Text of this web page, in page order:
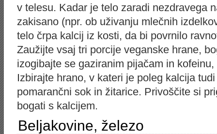
v telesu. Kadar je telo zaradi nezdravega
zakisano (npr. ob uživanju mlečnih
telo črpa kalcij iz kosti, da bi povrnilo
Zaužijte vsaj tri porcije veganske hrane,
izogibajte se gaziranim pijačam in
Izbirajte hrano, v kateri je poleg kalcija
pomarančni sok in žitarice. Privoščite si
bogati s kalcijem.
Beljakovine, železo